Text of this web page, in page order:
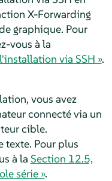
X-Forwarding
graphique. Pour
vous à la
via SSH ».
vous avez
connecté via un
cible.
texte. Pour plus
à la Section 12.5,
série ».